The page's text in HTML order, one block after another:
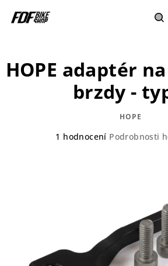
HOPE adaptér
brzdy -
HOPE
Průměrné
1 hodnocení Podrobnosti